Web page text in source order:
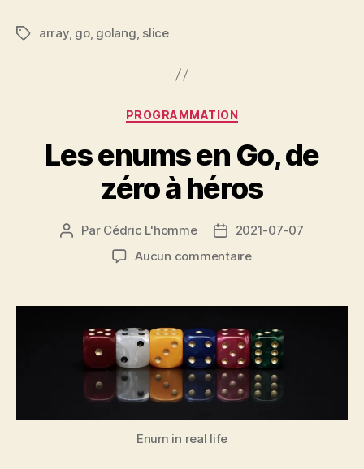
Étiquettes
array, go, golang, slice
Catégories
PROGRAMMATION
Les enums en Go, de
zéro à héros
Auteur
Par Cédric L'homme
Date
de
2021-07-07
Aucun commentairesur
en
de
zéro
à
héros
Enum in real life